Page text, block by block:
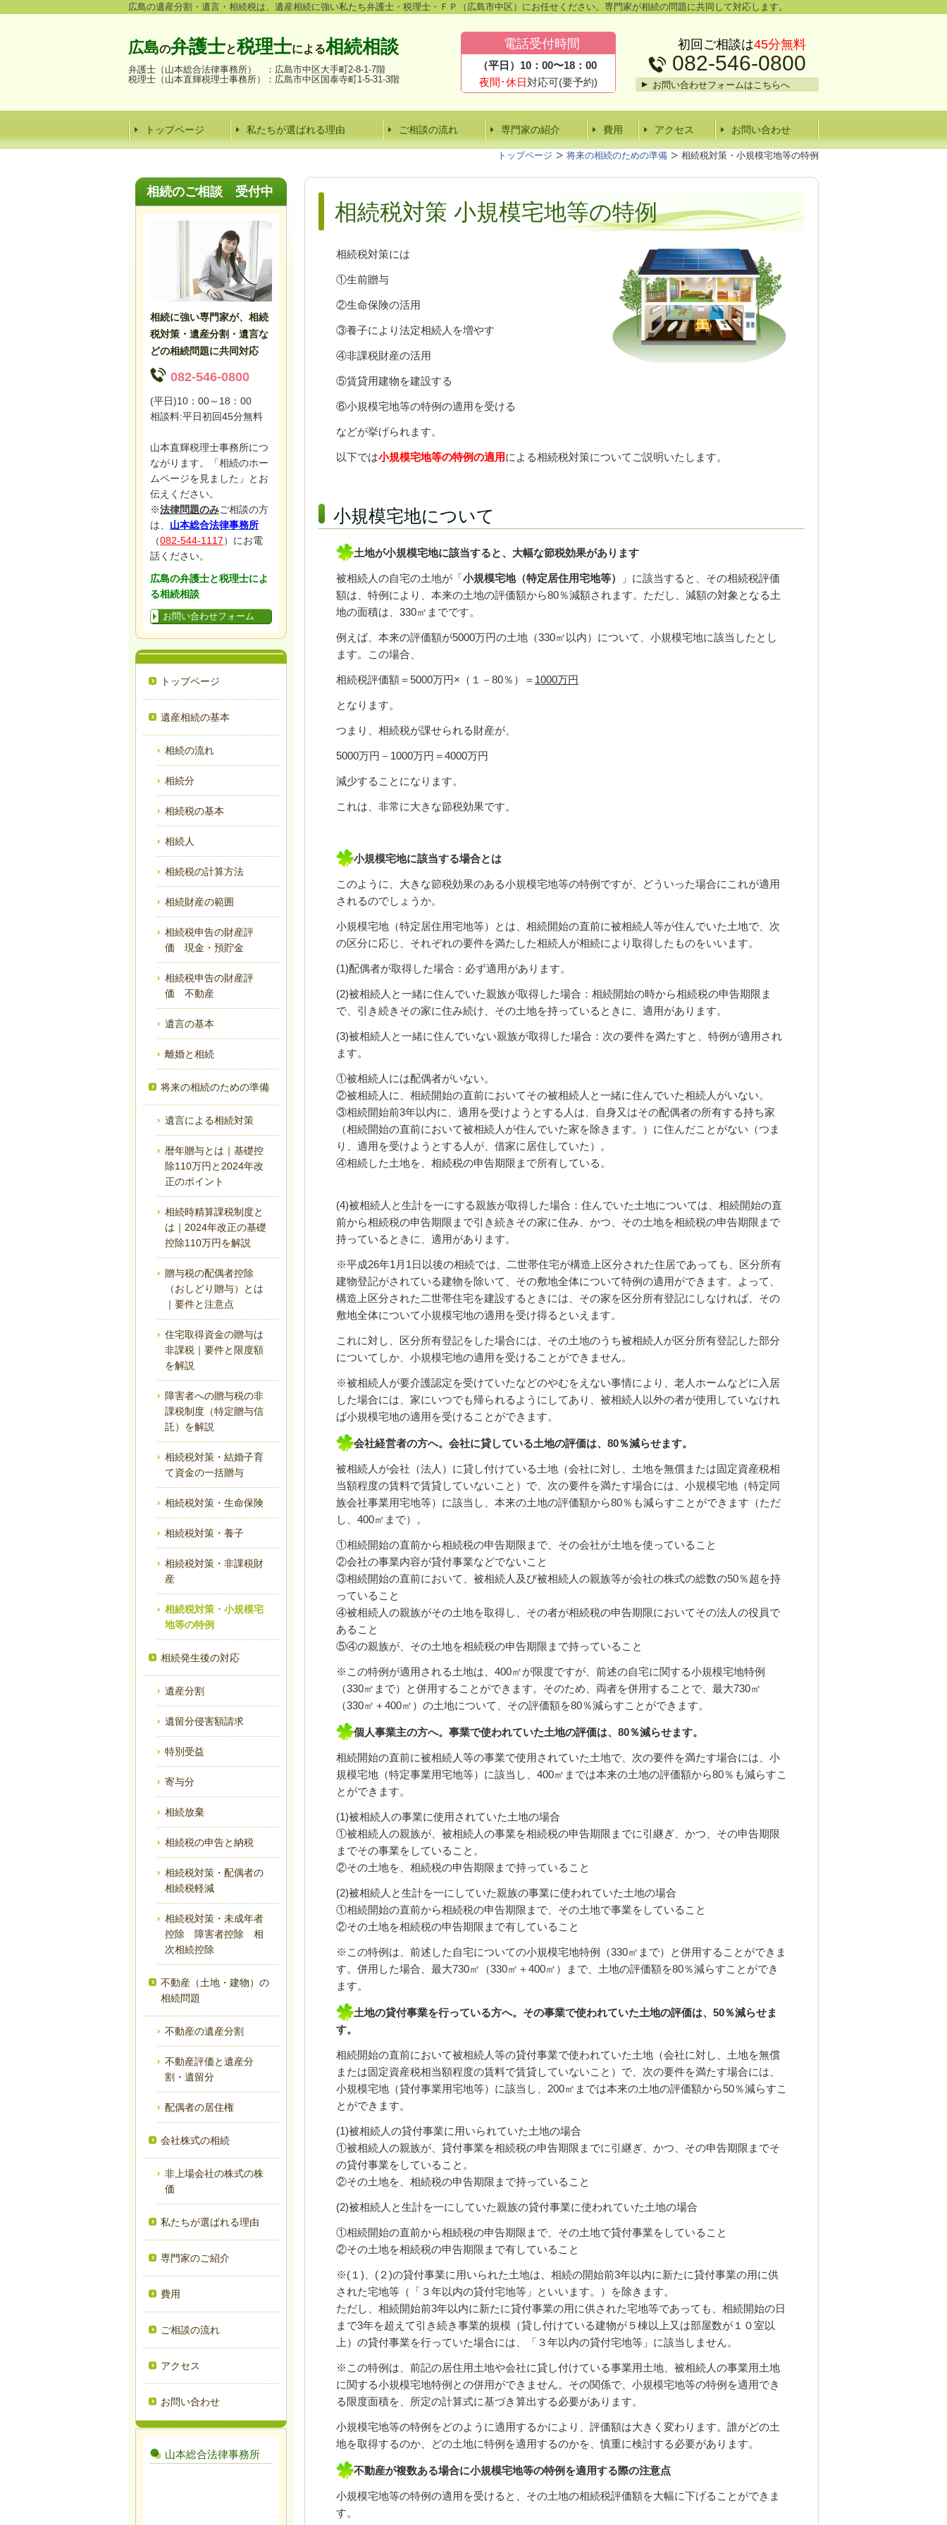
広島の遺産分割・遺言・相続税は、遺産相続に強い私たち弁護士・税理士・ＦＰ（広島市中区）にお任せください。専門家が相続の問題に共同して対応します。
広島の弁護士と税理士による相続相談
弁護士（山本総合法律事務所） ： 広島市中区大手町2-8-1-7階
税理士（山本直輝税理士事務所）： 広島市中区国泰寺町1-5-31-3階
電話受付時間
（平日）10：00〜18：00
夜間･休日対応可(要予約)
初回ご相談は45分無料
082-546-0800
お問い合わせフォームはこちらへ
トップページ 私たちが選ばれる理由 ご相談の流れ 専門家の紹介 費用 アクセス お問い合わせ
トップページ 将来の相続のための準備 相続税対策・小規模宅地等の特例
相続税対策 小規模宅地等の特例
相続税対策には
①生前贈与
②生命保険の活用
③養子により法定相続人を増やす
④非課税財産の活用
⑤賃貸用建物を建設する
⑥小規模宅地等の特例の適用を受ける
などが挙げられます。
以下では小規模宅地等の特例の適用による相続税対策についてご説明いたします。
小規模宅地について
土地が小規模宅地に該当すると、大幅な節税効果があります
被相続人の自宅の土地が「小規模宅地（特定居住用宅地等）
」に該当すると、その相続税評価
額は、特例により、本来の土地の評価額から80％減額されます。ただし、減額の対象となる土
地の面積は、330㎡までです。
例えば、本来の評価額が5000万円の土地（330㎡以内）について、小規模宅地に該当したとし
ます。この場合、
相続税評価額＝5000万円×（１－80％）＝ 1000万円
となります。
つまり、相続税が課せられる財産が、
5000万円－1000万円＝4000万円
減少することになります。
これは、非常に大きな節税効果です。
小規模宅地に該当する場合とは
このように、大きな節税効果のある小規模宅地等の特例ですが、どういった場合にこれが適用
されるのでしょうか。
小規模宅地（特定居住用宅地等）とは、相続開始の直前に被相続人等が住んでいた土地で、次
の区分に応じ、それぞれの要件を満たした相続人が相続により取得したものをいいます。
(1)配偶者が取得した場合：必ず適用があります。
(2)被相続人と一緒に住んでいた親族が取得した場合：相続開始の時から相続税の申告期限ま
で、引き続きその家に住み続け、その土地を持っているときに、適用があります。
(3)被相続人と一緒に住んでいない親族が取得した場合：次の要件を満たすと、特例が適用され
ます。
①被相続人には配偶者がいない。
②被相続人に、相続開始の直前においてその被相続人と一緒に住んでいた相続人がいない。
③相続開始前3年以内に、適用を受けようとする人は、自身又はその配偶者の所有する持ち家
（相続開始の直前において被相続人が住んでいた家を除きます。）に住んだことがない（つま
り、適用を受けようとする人が、借家に居住していた）。
④相続した土地を、相続税の申告期限まで所有している。
(4)被相続人と生計を一にする親族が取得した場合：住んでいた土地については、相続開始の直
前から相続税の申告期限まで引き続きその家に住み、かつ、その土地を相続税の申告期限まで
持っているときに、適用があります。
※平成26年1月1日以後の相続では、二世帯住宅が構造上区分された住居であっても、区分所有
建物登記がされている建物を除いて、その敷地全体について特例の適用ができます。よって、
構造上区分された二世帯住宅を建設するときには、その家を区分所有登記にしなければ、その
敷地全体について小規模宅地の適用を受け得るといえます。
これに対し、区分所有登記をした場合には、その土地のうち被相続人が区分所有登記した部分
についてしか、小規模宅地の適用を受けることができません。
※被相続人が要介護認定を受けていたなどのやむをえない事情により、老人ホームなどに入居
した場合には、家にいつでも帰られるようにしてあり、被相続人以外の者が使用していなけれ
ば小規模宅地の適用を受けることができます。
会社経営者の方へ。会社に貸している土地の評価は、80％減らせます。
被相続人が会社（法人）に貸し付けている土地（会社に対し、土地を無償または固定資産税相
当額程度の賃料で賃貸していないこと）で、次の要件を満たす場合には、小規模宅地（特定同
族会社事業用宅地等）に該当し、本来の土地の評価額から80％も減らすことができます（ただ
し、400㎡まで）。
①相続開始の直前から相続税の申告期限まで、その会社が土地を使っていること
②会社の事業内容が貸付事業などでないこと
③相続開始の直前において、被相続人及び被相続人の親族等が会社の株式の総数の50％超を持
っていること
④被相続人の親族がその土地を取得し、その者が相続税の申告期限においてその法人の役員で
あること
⑤④の親族が、その土地を相続税の申告期限まで持っていること
※この特例が適用される土地は、400㎡が限度ですが、前述の自宅に関する小規模宅地特例
（330㎡まで）と併用することができます。そのため、両者を併用することで、最大730㎡
（330㎡＋400㎡）の土地について、その評価額を80％減らすことができます。
個人事業主の方へ。事業で使われていた土地の評価は、80％減らせます。
相続開始の直前に被相続人等の事業で使用されていた土地で、次の要件を満たす場合には、小
規模宅地（特定事業用宅地等）に該当し、400㎡までは本来の土地の評価額から80％も減らすこ
とができます。
(1)被相続人の事業に使用されていた土地の場合
①被相続人の親族が、被相続人の事業を相続税の申告期限までに引継ぎ、かつ、その申告期限
までその事業をしていること。
②その土地を、相続税の申告期限まで持っていること
(2)被相続人と生計を一にしていた親族の事業に使われていた土地の場合
①相続開始の直前から相続税の申告期限まで、その土地で事業をしていること
②その土地を相続税の申告期限まで有していること
※この特例は、前述した自宅についての小規模宅地特例（330㎡まで）と併用することができま
す。併用した場合、最大730㎡（330㎡＋400㎡）まで、土地の評価額を80％減らすことができ
ます。
土地の貸付事業を行っている方へ。その事業で使われていた土地の評価は、50％減らせま
す。
相続開始の直前において被相続人等の貸付事業で使われていた土地（会社に対し、土地を無償
または固定資産税相当額程度の賃料で賃貸していないこと）で、次の要件を満たす場合には、
小規模宅地（貸付事業用宅地等）に該当し、200㎡までは本来の土地の評価額から50％減らすこ
とができます。
(1)被相続人の貸付事業に用いられていた土地の場合
①被相続人の親族が、貸付事業を相続税の申告期限までに引継ぎ、かつ、その申告期限までそ
の貸付事業をしていること。
②その土地を、相続税の申告期限まで持っていること
(2)被相続人と生計を一にしていた親族の貸付事業に使われていた土地の場合
①相続開始の直前から相続税の申告期限まで、その土地で貸付事業をしていること
②その土地を相続税の申告期限まで有していること
※(１)、(２)の貸付事業に用いられた土地は、相続の開始前3年以内に新たに貸付事業の用に供
された宅地等（「３年以内の貸付宅地等」といいます。）を除きます。
ただし、相続開始前3年以内に新たに貸付事業の用に供された宅地等であっても、相続開始の日
まで3年を超えて引き続き事業的規模（貸し付けている建物が５棟以上又は部屋数が１０室以
上）の貸付事業を行っていた場合には、「３年以内の貸付宅地等」に該当しません。
※この特例は、前記の居住用土地や会社に貸し付けている事業用土地、被相続人の事業用土地
に関する小規模宅地特例との併用ができません。その関係で、小規模宅地等の特例を適用でき
る限度面積を、所定の計算式に基づき算出する必要があります。
小規模宅地等の特例をどのように適用するかにより、評価額は大きく変わります。誰がどの土
地を取得するのか、どの土地に特例を適用するのかを、慎重に検討する必要があります。
不動産が複数ある場合に小規模宅地等の特例を適用する際の注意点
小規模宅地等の特例の適用を受けると、その土地の相続税評価額を大幅に下げることができま
す。
相続のご相談受付中
相続に強い専門家が、相続
税対策・遺産分割・遺言な
どの相続問題に共同対応
082-546-0800
(平日)10：00～18：00
相談料:平日初回45分無料
山本直輝税理士事務所につ
ながります。「相続のホー
ムページを見ました」とお
伝えください。
※法律問題のみご相談の方
は、 山本総合法律事務所
（082-544-1117）にお電
話ください。
広島の弁護士と税理士によ
る相続相談
お問い合わせフォーム
トップページ
遺産相続の基本
相続の流れ
相続分
相続税の基本
相続人
相続税の計算方法
相続財産の範囲
相続税申告の財産評
価 現金・預貯金
相続税申告の財産評
価 不動産
遺言の基本
離婚と相続
将来の相続のための準備
遺言による相続対策
暦年贈与とは｜基礎控
除110万円と2024年改
正のポイント
相続時精算課税制度と
は｜2024年改正の基礎
控除110万円を解説
贈与税の配偶者控除
（おしどり贈与）とは
｜要件と注意点
住宅取得資金の贈与は
非課税｜要件と限度額
を解説
障害者への贈与税の非
課税制度（特定贈与信
託）を解説
相続税対策・結婚子育
て資金の一括贈与
相続税対策・生命保険
相続税対策・養子
相続税対策・非課税財
産
相続税対策・小規模宅
地等の特例
相続発生後の対応
遺産分割
遺留分侵害額請求
特別受益
寄与分
相続放棄
相続税の申告と納税
相続税対策・配偶者の
相続税軽減
相続税対策・未成年者
控除 障害者控除 相
次相続控除
不動産（土地・建物）の
相続問題
不動産の遺産分割
不動産評価と遺産分
割・遺留分
配偶者の居住権
会社株式の相続
非上場会社の株式の株
価
私たちが選ばれる理由
専門家のご紹介
費用
ご相談の流れ
アクセス
お問い合わせ
山本総合法律事務所